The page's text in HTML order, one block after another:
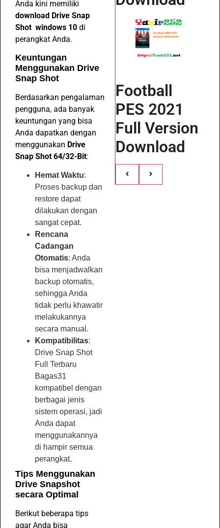
Anda kini memiliki
download Drive Snap
Shot windows 10 di
perangkat Anda.
Keuntungan
Menggunakan Drive
Snap Shot
Berdasarkan pengalaman
pengguna, ada banyak
keuntungan yang bisa
Anda dapatkan dengan
menggunakan Drive
Snap Shot 64/32-Bit:
Hemat Waktu:
Proses backup dan
restore dapat
dilakukan dengan
sangat cepat.
Rencana
Cadangan
Otomatis: Anda
bisa menjadwalkan
backup otomatis,
sehingga Anda
tidak perlu khawatir
melakukannya
secara manual.
Kompatibilitas:
Drive Snap Shot
Full Terbaru
Bagas31
kompatibel dengan
berbagai jenis
sistem operasi, jadi
Anda dapat
menggunakannya
di hampir semua
perangkat.
Tips Menggunakan
Drive Snapshot
secara Optimal
Berikut beberapa tips
agar Anda bisa
Football
PES 2021
Full Version
Download